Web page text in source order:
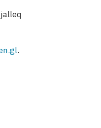
.